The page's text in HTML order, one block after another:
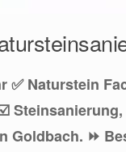
✅ Naturstein
Goldbach. ⏩